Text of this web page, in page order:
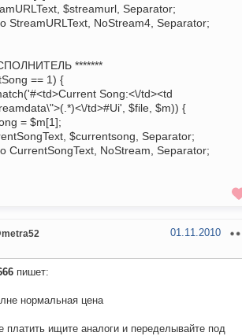
$streamurl, Separator;
StreamURLText, NoStream4, Separator;
*******
== 1) {
Song:<\/td><td
td>#Ui', $file, $m)) {
= $m[1];
$currentsong, Separator;
CurrentSongText, NoStream, Separator;
01.11.2010
пишет:
нормальная цена
платить ищите аналоги и переделывайте под